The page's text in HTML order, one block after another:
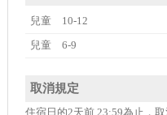
兒童 10-12
兒童 6-9
取消規定
住宿日的2天前 23:59為止，取